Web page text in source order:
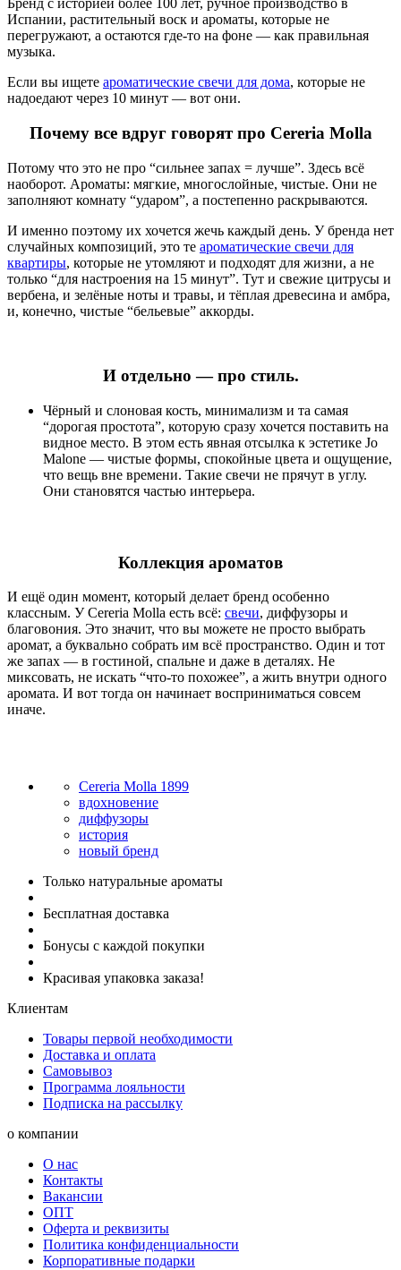
Бренд с историей более 100 лет, ручное производство в
Испании, растительный воск и ароматы, которые не
перегружают, а остаются где-то на фоне — как правильная
музыка.
Если вы ищете ароматические свечи для дома, которые не
надоедают через 10 минут — вот они.
Почему все вдруг говорят про Cereria Molla
Потому что это не про “сильнее запах = лучше”. Здесь всё
наоборот. Ароматы: мягкие, многослойные, чистые. Они не
заполняют комнату “ударом”, а постепенно раскрываются.
И именно поэтому их хочется жечь каждый день. У бренда нет
случайных композиций, это те ароматические свечи для
квартиры, которые не утомляют и подходят для жизни, а не
только “для настроения на 15 минут”. Тут и свежие цитрусы и
вербена, и зелёные ноты и травы, и тёплая древесина и амбра,
и, конечно, чистые “бельевые” аккорды.
И отдельно — про стиль.
Чёрный и слоновая кость, минимализм и та самая
“дорогая простота”, которую сразу хочется поставить на
видное место. В этом есть явная отсылка к эстетике Jo
Malone — чистые формы, спокойные цвета и ощущение,
что вещь вне времени. Такие свечи не прячут в углу.
Они становятся частью интерьера.
Коллекция ароматов
И ещё один момент, который делает бренд особенно
классным. У Cereria Molla есть всё: свечи, диффузоры и
благовония. Это значит, что вы можете не просто выбрать
аромат, а буквально собрать им всё пространство. Один и тот
же запах — в гостиной, спальне и даже в деталях. Не
миксовать, не искать “что-то похожее”, а жить внутри одного
аромата. И вот тогда он начинает восприниматься совсем
иначе.
Cereria Molla 1899
вдохновение
диффузоры
история
новый бренд
Только натуральные ароматы
Бесплатная доставка
Бонусы с каждой покупки
Красивая упаковка заказа!
Клиентам
Товары первой необходимости
Доставка и оплата
Самовывоз
Программа лояльности
Подписка на рассылку
о компании
О нас
Контакты
Вакансии
ОПТ
Оферта и реквизиты
Политика конфиденциальности
Корпоративные подарки